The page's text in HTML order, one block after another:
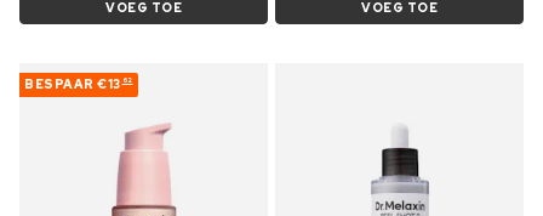
VOEG TOE VOEG TOE
BESPAAR €13 62